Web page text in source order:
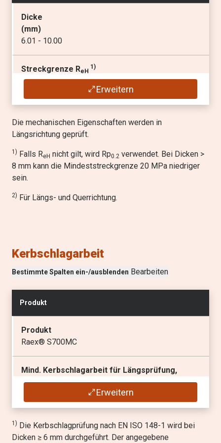
Bruchdehnung A
(min%
12
Min. Innenbiegeradius für eine 90° Biegung2)
2.0
Dicke
(mm)
6.01 - 10.00
Streckgrenze ReH
1)
(minMPa)
Zugfestigkeit Rm
(MPa)
Bruchdehnung A
12
2.5
Erweitern
Die mechanischen Eigenschaften werden in
Längsrichtung geprüft.
1) Falls ReH nicht gilt, wird Rp0.2 verwendet. Bei Dicken >
8 mm kann die Mindeststreckgrenze 20 MPa niedriger
sein.
2) Für Längs- und Querrichtung.
Kerbschlagarbeit
Bestimmte Spalten ein-/ausblenden Bearbeiten
Produkt
Produkt
Raex® S700MC
Mind. Kerbschlagarbeit für Längsprüfung,
Charpy V mit 10 x 10 mm Prüfkörper
Erweitern
1) Die Kerbschlagprüfung nach EN ISO 148-1 wird bei
Dicken ≥ 6 mm durchgeführt. Der angegebene